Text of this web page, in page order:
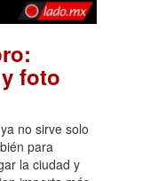
foto
no sirve solo
para
la ciudad y